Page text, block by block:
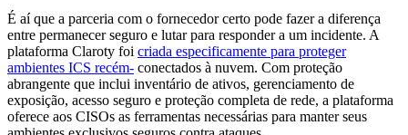
É aí que a parceria com o fornecedor certo pode fazer a diferença
entre permanecer seguro e lutar para responder a um incidente. A
plataforma Claroty foi criada especificamente para proteger
ambientes ICS recém- conectados à nuvem. Com proteção
abrangente que inclui inventário de ativos, gerenciamento de
exposição, acesso seguro e proteção completa de rede, a plataforma
oferece aos CISOs as ferramentas necessárias para manter seus